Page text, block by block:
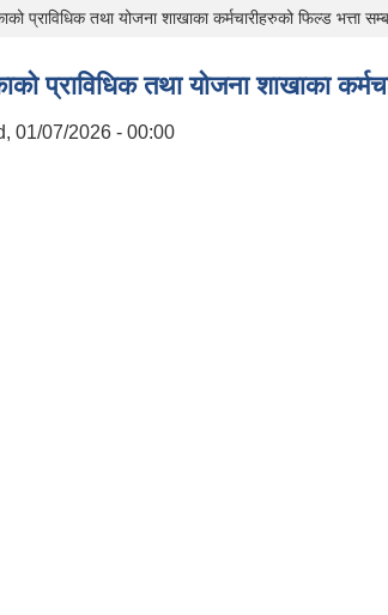
प्राविधिक तथा योजना शाखाका कर्मचारीहरुको फिल्ड भत्ता
प्राविधिक तथा योजना शाखाका
01/07/2026 - 00:00